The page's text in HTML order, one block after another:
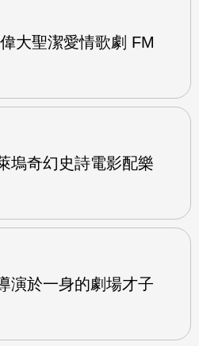
大聖潔愛情歌劇 FM
塢奇幻史詩電影配樂
演於一身的劇場才子